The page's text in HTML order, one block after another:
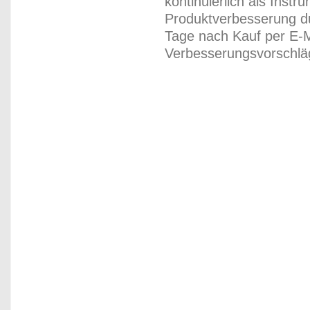
Produktverbesserung
Tage nach Kauf per E-